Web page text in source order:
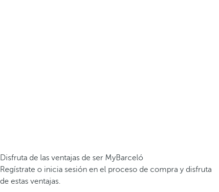
Disfruta de las ventajas de ser MyBarceló
Regístrate o inicia sesión en el proceso de compra y disfruta
de estas ventajas.